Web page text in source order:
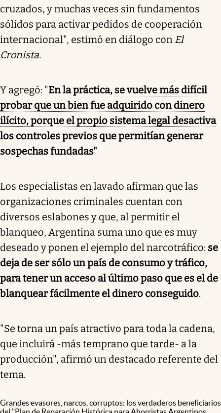
cruzados, y muchas veces sin fundamentos
sólidos para activar pedidos de cooperación
internacional", estimó en diálogo con El
Cronista.
Y agregó: "En la práctica, se vuelve más difícil
probar que un bien fue adquirido con dinero
ilícito, porque el propio sistema legal desactiva
los controles previos que permitían generar
sospechas fundadas"
Los especialistas en lavado afirman que las
organizaciones criminales cuentan con
diversos eslabones y que, al permitir el
blanqueo, Argentina suma uno que es muy
deseado y ponen el ejemplo del narcotráfico: se
deja de ser sólo un país de consumo y tráfico,
para tener un acceso al último paso que es el de
blanquear fácilmente el dinero conseguido.
"Se torna un país atractivo para toda la cadena,
que incluirá -más temprano que tarde- a la
producción", afirmó un destacado referente del
tema.
Grandes evasores, narcos, corruptos: los verdaderos beneficiarios